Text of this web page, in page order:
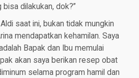
bisa dilakukan, dok?”
saat ini, bukan tidak mungkin
mendapatkan kehamilan. Saya
Bapak dan Ibu memulai
akan saya berikan resep obat
selama program hamil dan